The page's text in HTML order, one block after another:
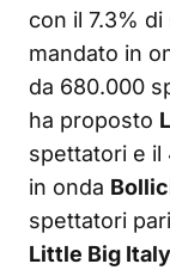
con il 7.3%
mandato in
da 680.000
ha proposto
spettatori e il
in onda
spettatori
Little Big Italy